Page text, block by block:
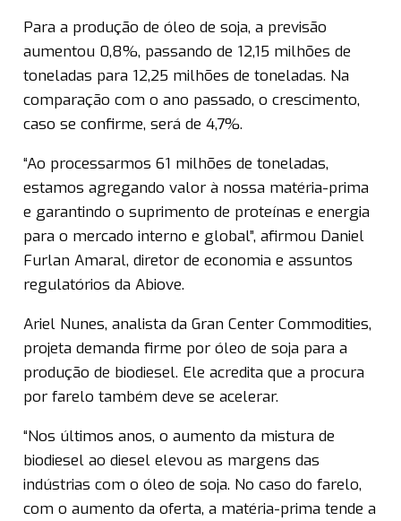
Para a produção de óleo de soja, a previsão
aumentou 0,8%, passando de 12,15 milhões de
toneladas para 12,25 milhões de toneladas. Na
comparação com o ano passado, o crescimento,
caso se confirme, será de 4,7%.
“Ao processarmos 61 milhões de toneladas,
estamos agregando valor à nossa matéria-prima
e garantindo o suprimento de proteínas e energia
para o mercado interno e global”, afirmou Daniel
Furlan Amaral, diretor de economia e assuntos
regulatórios da Abiove.
Ariel Nunes, analista da Gran Center Commodities,
projeta demanda firme por óleo de soja para a
produção de biodiesel. Ele acredita que a procura
por farelo também deve se acelerar.
“Nos últimos anos, o aumento da mistura de
biodiesel ao diesel elevou as margens das
indústrias com o óleo de soja. No caso do farelo,
com o aumento da oferta, a matéria-prima tende a